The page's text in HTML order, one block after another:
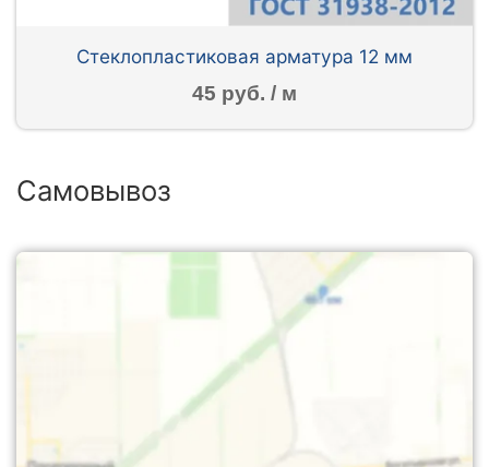
Стеклопластиковая арматура 12 мм
45 руб. / м
Самовывоз